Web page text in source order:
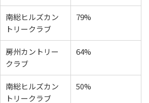
南総ヒルズカン
トリークラブ
79%
房州カントリー
クラブ
64%
南総ヒルズカン
トリークラブ
50%